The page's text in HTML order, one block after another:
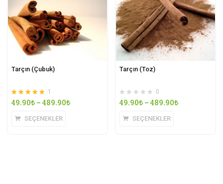
Tarçın (Çubuk)
5 üzerinden
5.00
1
49.90₺ –489.90₺
SEÇENEKLER
Tarçın (Toz)
0
49.90₺ – 489.90₺
SEÇENEKLER